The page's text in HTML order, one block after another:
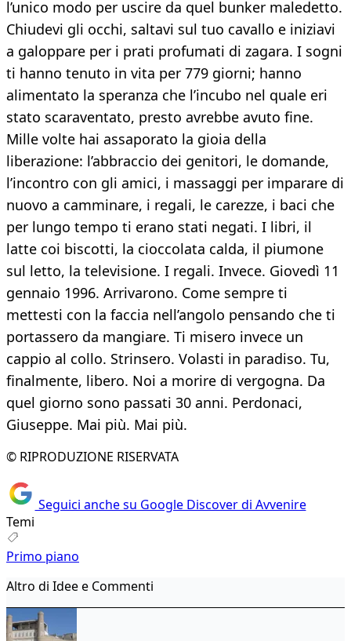
l’unico modo per uscire da quel bunker maledetto.
Chiudevi gli occhi, saltavi sul tuo cavallo e iniziavi
a galoppare per i prati profumati di zagara. I sogni
ti hanno tenuto in vita per 779 giorni; hanno
alimentato la speranza che l’incubo nel quale eri
stato scaraventato, presto avrebbe avuto fine.
Mille volte hai assaporato la gioia della
liberazione: l’abbraccio dei genitori, le domande,
l’incontro con gli amici, i massaggi per imparare di
nuovo a camminare, i regali, le carezze, i baci che
per lungo tempo ti erano stati negati. I libri, il
latte coi biscotti, la cioccolata calda, il piumone
sul letto, la televisione. I regali. Invece. Giovedì 11
gennaio 1996. Arrivarono. Come sempre ti
mettesti con la faccia nell’angolo pensando che ti
portassero da mangiare. Ti misero invece un
cappio al collo. Strinsero. Volasti in paradiso. Tu,
finalmente, libero. Noi a morire di vergogna. Da
quel giorno sono passati 30 anni. Perdonaci,
Giuseppe. Mai più. Mai più.
© RIPRODUZIONE RISERVATA
Seguici anche su Google Discover di Avvenire
Temi
Primo piano
Altro di Idee e Commenti